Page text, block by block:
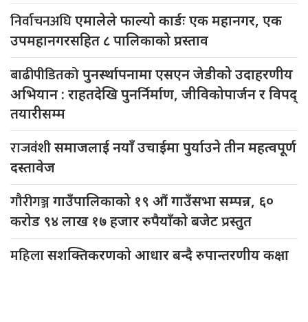
निर्वाचनअघिएमालेले फाल्यो कार्डः एक महानगर, एक
उपमहानगरसहित ८ पालिकाको प्रस्ताव
बाढीपीडितकोपुनर्स्थापनामा एसएन जेडीको उदाहरणीय
अभियान : राहतदेखि पुनर्निर्माण, जीविकोपार्जन र विपद्
तयारीसम्म
राजवंशीसमाजलाई नयाँ उचाईमा पुर्याउने तीन महत्वपूर्ण
दस्तावेज
गौरीगञ्जगाउँपालिकाको १९ औं गाउँसभा सम्पन्न, ६०
करोड ९४ लाख १७ हजार रुपैयाँको बजेट प्रस्तुत
महिलासशक्तिकरणको आधार बन्दै रुपान्तरणीय कक्षा